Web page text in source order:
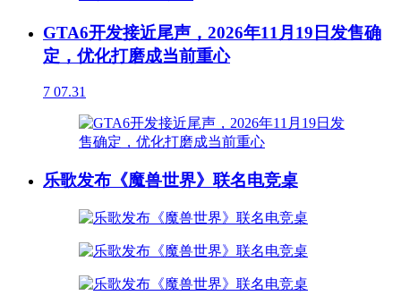
GTA6开发接近尾声，2026年11月19日发售确
定，优化打磨成当前重心
7 07.31
乐歌发布《魔兽世界》联名电竞桌